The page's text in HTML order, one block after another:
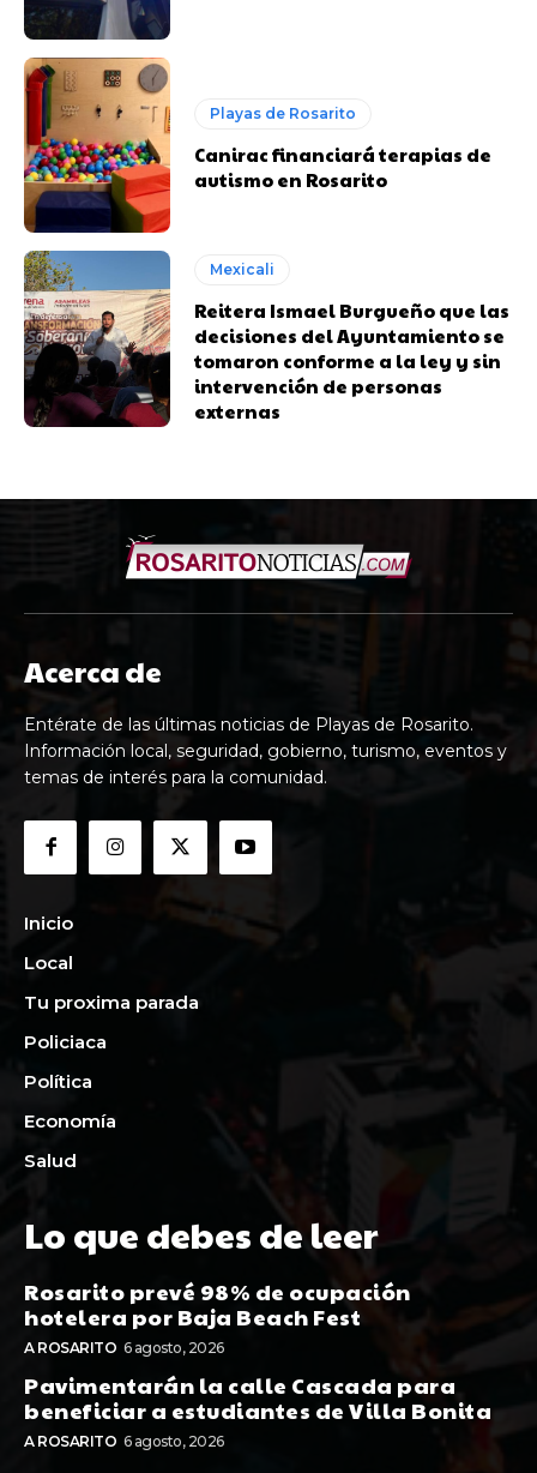
Playas de Rosarito
Canirac financiará terapias de
autismo en Rosarito
Mexicali
Reitera Ismael Burgueño que las
decisiones del Ayuntamiento se
tomaron conforme a la ley y sin
intervención de personas
externas
Acerca de
Entérate de las últimas noticias de Playas de Rosarito.
Información local, seguridad, gobierno, turismo, eventos y
temas de interés para la comunidad.
Inicio
Local
Tu proxima parada
Policiaca
Política
Economía
Salud
Lo que debes de leer
Rosarito prevé 98% de ocupación
hotelera por Baja Beach Fest
A ROSARITO 6 agosto, 2026
Pavimentarán la calle Cascada para
beneficiar a estudiantes de Villa Bonita
A ROSARITO 6 agosto, 2026